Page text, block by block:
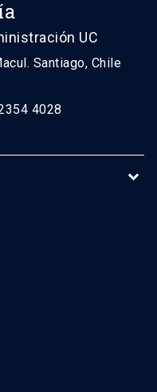
UC
Santiago, Chile
4028